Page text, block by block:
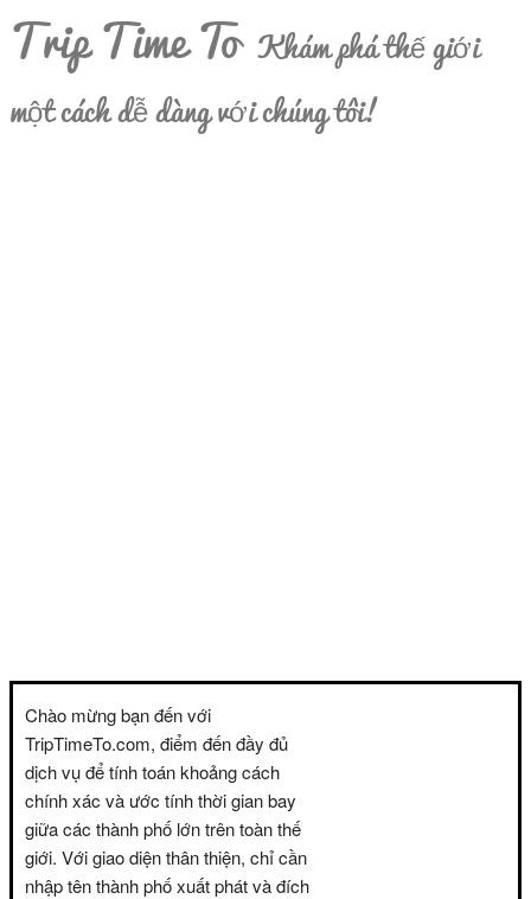
Trip Time To Khám phá thế giới
một cách dễ dàng với chúng tôi!
Chào mừng bạn đến với
TripTimeTo.com, điểm đến đầy đủ
dịch vụ để tính toán khoảng cách
chính xác và ước tính thời gian bay
giữa các thành phố lớn trên toàn thế
giới. Với giao diện thân thiện, chỉ cần
nhập tên thành phố xuất phát và đích